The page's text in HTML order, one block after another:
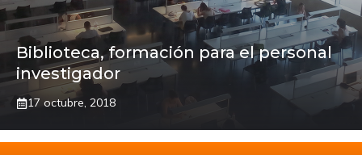
Biblioteca, formación para el personal
investigador
17 octubre, 2018